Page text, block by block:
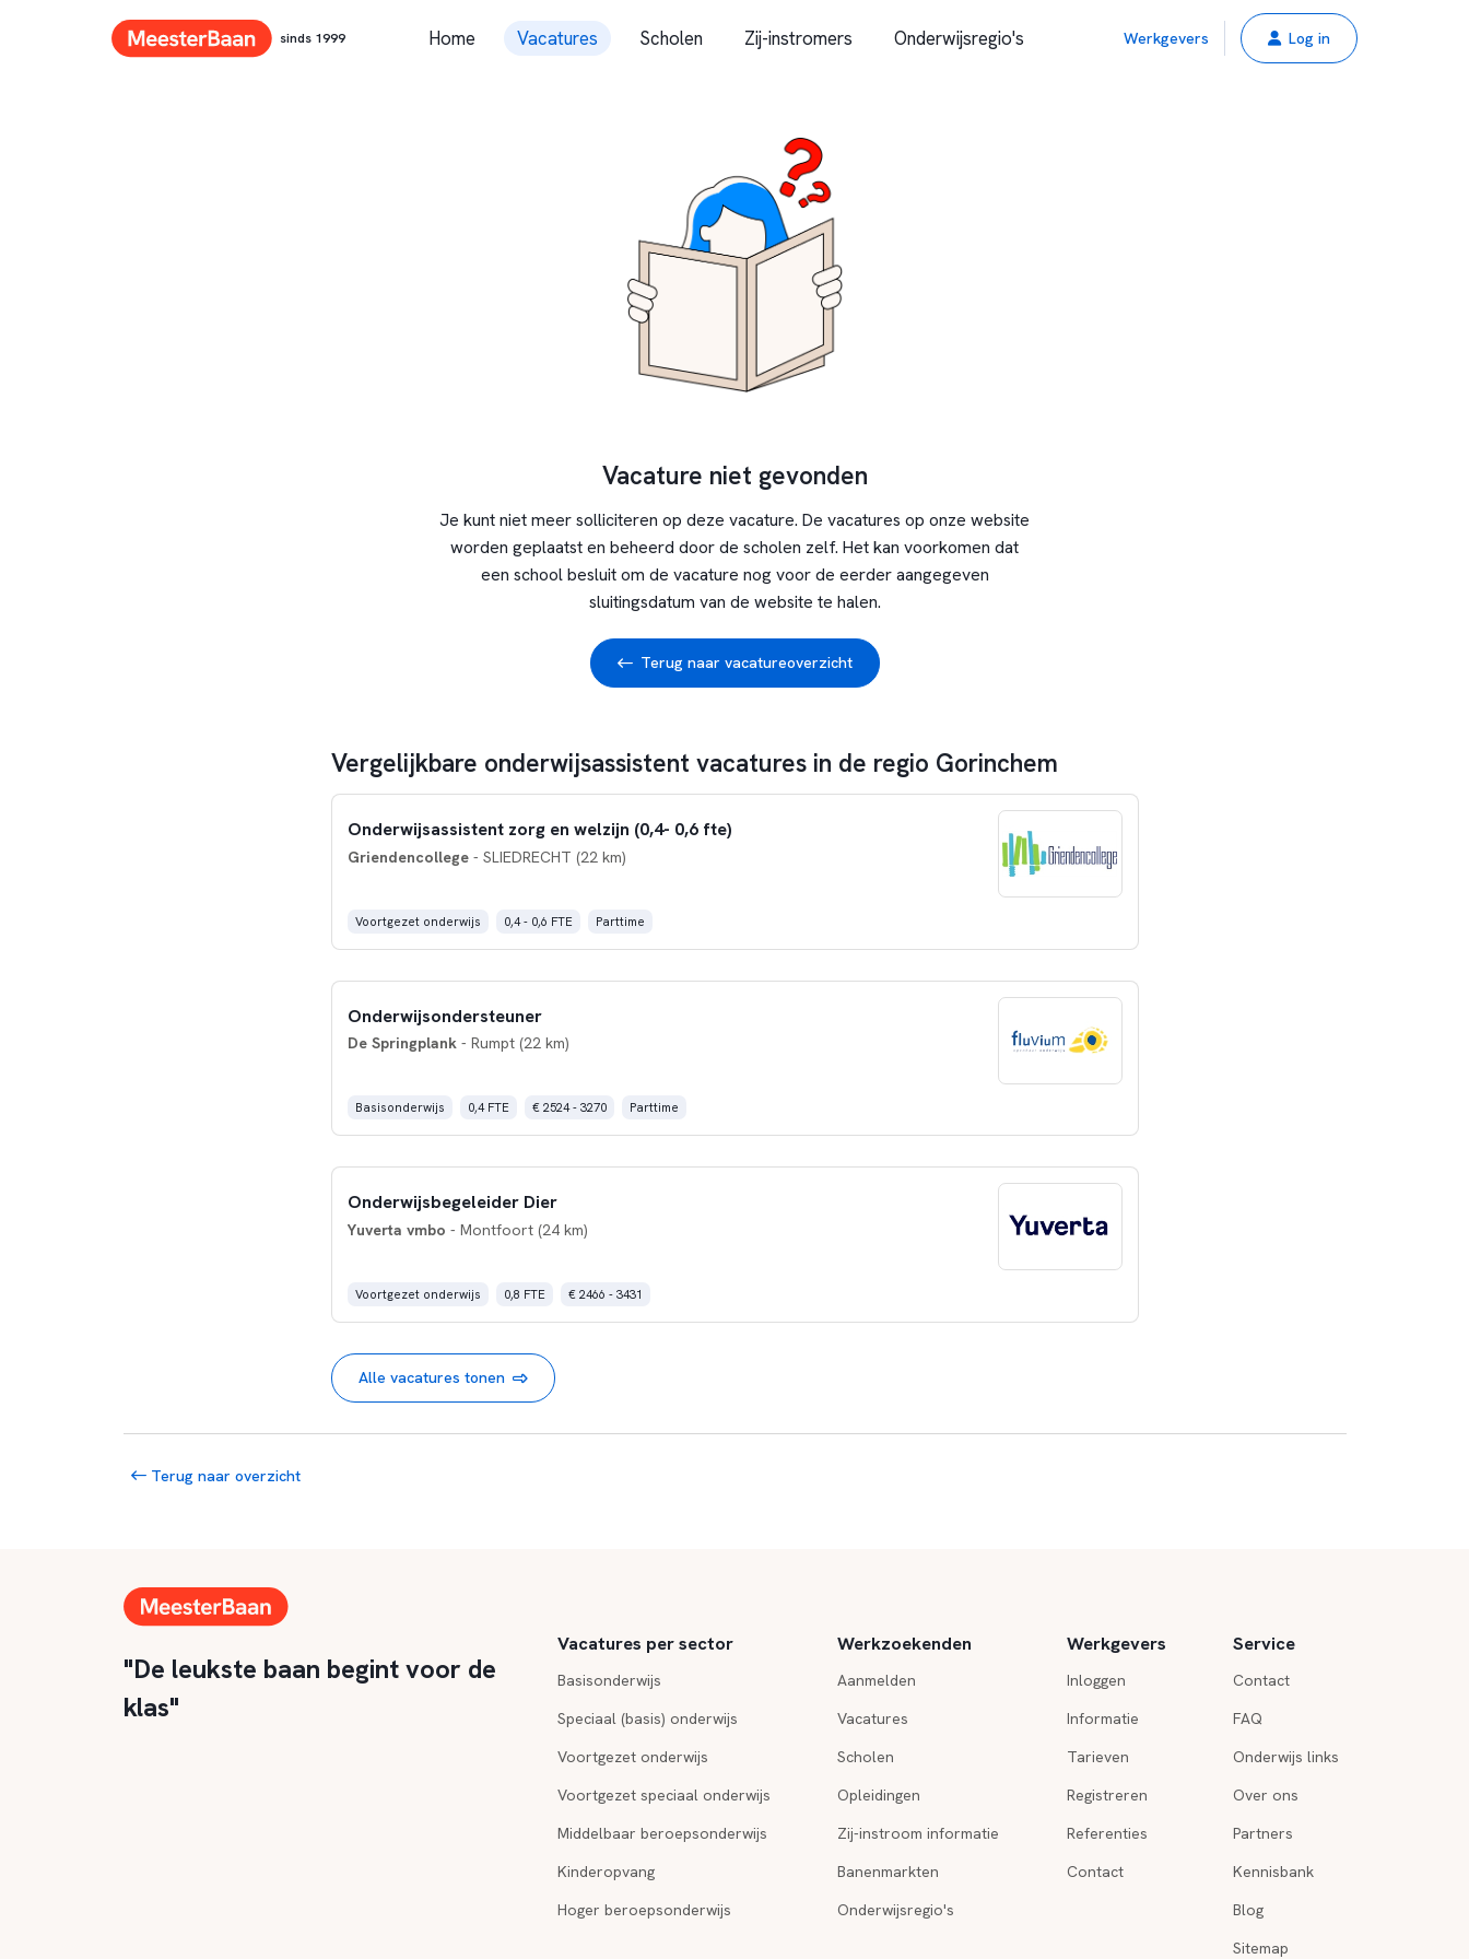
sinds 1999 Home Vacatures Scholen Zij-instromers Onderwijsregio's Werkgevers Log in
Vacature niet gevonden
Je kunt niet meer solliciteren op deze vacature. De vacatures op onze website
worden geplaatst en beheerd door de scholen zelf. Het kan voorkomen dat
een school besluit om de vacature nog voor de eerder aangegeven
sluitingsdatum van de website te halen.
Terug naar vacatureoverzicht
Vergelijkbare onderwijsassistent vacatures in de regio Gorinchem
Onderwijsassistent zorg en welzijn (0,4- 0,6 fte)
Griendencollege- SLIEDRECHT (22 km)
Voortgezet onderwijs 0,4 - 0,6 FTE Parttime
Onderwijsondersteuner
De Springplank- Rumpt (22 km)
Basisonderwijs 0,4 FTE € 2524 - 3270 Parttime
Onderwijsbegeleider Dier
Yuverta vmbo - Montfoort (24 km)
Voortgezet onderwijs 0,8 FTE € 2466 - 3431
Alle vacatures tonen
Terug naar overzicht
"De leukste baan begint voor de
klas"
Vacatures per sector
Basisonderwijs
Speciaal (basis) onderwijs
Voortgezet onderwijs
Voortgezet speciaal onderwijs
Middelbaar beroepsonderwijs
Kinderopvang
Hoger beroepsonderwijs
Werkzoekenden
Aanmelden
Vacatures
Scholen
Opleidingen
Zij-instroom informatie
Banenmarkten
Onderwijsregio's
Werkgevers
Inloggen
Informatie
Tarieven
Registreren
Referenties
Contact
Service
Contact
FAQ
Onderwijs links
Over ons
Partners
Kennisbank
Blog
Sitemap